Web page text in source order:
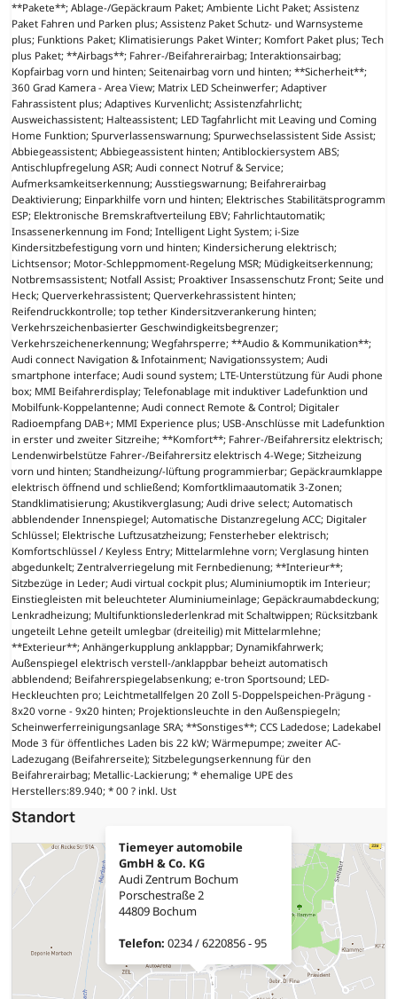
**Pakete**; Ablage-/Gepäckraum Paket; Ambiente Licht Paket; Assistenz
Paket Fahren und Parken plus; Assistenz Paket Schutz- und Warnsysteme
plus; Funktions Paket; Klimatisierungs Paket Winter; Komfort Paket plus; Tech
plus Paket; **Airbags**; Fahrer-/Beifahrerairbag; Interaktionsairbag;
Kopfairbag vorn und hinten; Seitenairbag vorn und hinten; **Sicherheit**;
360 Grad Kamera - Area View; Matrix LED Scheinwerfer; Adaptiver
Fahrassistent plus; Adaptives Kurvenlicht; Assistenzfahrlicht;
Ausweichassistent; Halteassistent; LED Tagfahrlicht mit Leaving und Coming
Home Funktion; Spurverlassenswarnung; Spurwechselassistent Side Assist;
Abbiegeassistent; Abbiegeassistent hinten; Antiblockiersystem ABS;
Antischlupfregelung ASR; Audi connect Notruf & Service;
Aufmerksamkeitserkennung; Ausstiegswarnung; Beifahrerairbag
Deaktivierung; Einparkhilfe vorn und hinten; Elektrisches Stabilitätsprogramm
ESP; Elektronische Bremskraftverteilung EBV; Fahrlichtautomatik;
Insassenerkennung im Fond; Intelligent Light System; i-Size
Kindersitzbefestigung vorn und hinten; Kindersicherung elektrisch;
Lichtsensor; Motor-Schleppmoment-Regelung MSR; Müdigkeitserkennung;
Notbremsassistent; Notfall Assist; Proaktiver Insassenschutz Front; Seite und
Heck; Querverkehrassistent; Querverkehrassistent hinten;
Reifendruckkontrolle; top tether Kindersitzverankerung hinten;
Verkehrszeichenbasierter Geschwindigkeitsbegrenzer;
Verkehrszeichenerkennung; Wegfahrsperre; **Audio & Kommunikation**;
Audi connect Navigation & Infotainment; Navigationssystem; Audi
smartphone interface; Audi sound system; LTE-Unterstützung für Audi phone
box; MMI Beifahrerdisplay; Telefonablage mit induktiver Ladefunktion und
Mobilfunk-Koppelantenne; Audi connect Remote & Control; Digitaler
Radioempfang DAB+; MMI Experience plus; USB-Anschlüsse mit Ladefunktion
in erster und zweiter Sitzreihe; **Komfort**; Fahrer-/Beifahrersitz elektrisch;
Lendenwirbelstütze Fahrer-/Beifahrersitz elektrisch 4-Wege; Sitzheizung
vorn und hinten; Standheizung/-lüftung programmierbar; Gepäckraumklappe
elektrisch öffnend und schließend; Komfortklimaautomatik 3-Zonen;
Standklimatisierung; Akustikverglasung; Audi drive select; Automatisch
abblendender Innenspiegel; Automatische Distanzregelung ACC; Digitaler
Schlüssel; Elektrische Luftzusatzheizung; Fensterheber elektrisch;
Komfortschlüssel / Keyless Entry; Mittelarmlehne vorn; Verglasung hinten
abgedunkelt; Zentralverriegelung mit Fernbedienung; **Interieur**;
Sitzbezüge in Leder; Audi virtual cockpit plus; Aluminiumoptik im Interieur;
Einstiegleisten mit beleuchteter Aluminiumeinlage; Gepäckraumabdeckung;
Lenkradheizung; Multifunktionslederlenkrad mit Schaltwippen; Rücksitzbank
ungeteilt Lehne geteilt umlegbar (dreiteilig) mit Mittelarmlehne;
**Exterieur**; Anhängerkupplung anklappbar; Dynamikfahrwerk;
Außenspiegel elektrisch verstell-/anklappbar beheizt automatisch
abblendend; Beifahrerspiegelabsenkung; e-tron Sportsound; LED-
Heckleuchten pro; Leichtmetallfelgen 20 Zoll 5-Doppelspeichen-Prägung -
8x20 vorne - 9x20 hinten; Projektionsleuchte in den Außenspiegeln;
Scheinwerferreinigungsanlage SRA; **Sonstiges**; CCS Ladedose; Ladekabel
Mode 3 für öffentliches Laden bis 22 kW; Wärmepumpe; zweiter AC-
Ladezugang (Beifahrerseite); Sitzbelegungserkennung für den
Beifahrerairbag; Metallic-Lackierung; * ehemalige UPE des
Herstellers:89.940; * 00 ? inkl. Ust
Standort
Tiemeyer automobile
GmbH & Co. KG
Audi Zentrum Bochum
Porschestraße 2
44809 Bochum
Telefon: 0234 / 6220856 - 95